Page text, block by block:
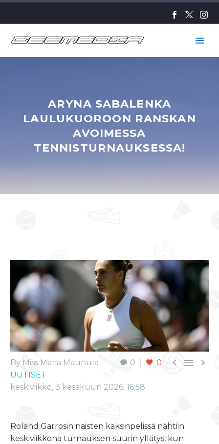
ARYNA SABALENKA
LAULUKUOROON RANSKAN
AVOIMESSA
TENNISTURNAUKSESSA!
0 0   
By Miss Maria Maunula
UUTISET
keskiviikko, 3 kesäkuun 2026, 16:58
Roland Garrosin naisten kaksinpelissä nähtiin
keskiviikkona turnauksen suurin yllätys, kun